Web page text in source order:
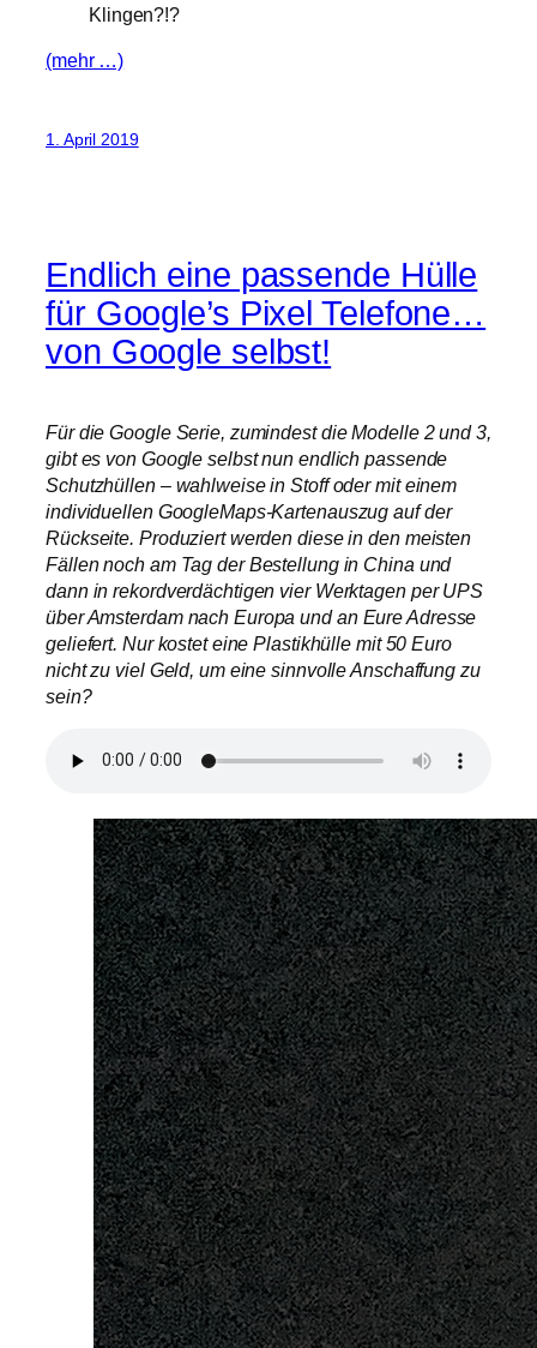
Klingen?!?
(mehr …)
1. April 2019
Endlich eine passende Hülle
für Google’s Pixel Telefone…
von Google selbst!
Für die Google Serie, zumindest die Modelle 2 und 3,
gibt es von Google selbst nun endlich passende
Schutzhüllen – wahlweise in Stoff oder mit einem
individuellen GoogleMaps-Kartenauszug auf der
Rückseite. Produziert werden diese in den meisten
Fällen noch am Tag der Bestellung in China und
dann in rekordverdächtigen vier Werktagen per UPS
über Amsterdam nach Europa und an Eure Adresse
geliefert. Nur kostet eine Plastikhülle mit 50 Euro
nicht zu viel Geld, um eine sinnvolle Anschaffung zu
sein?